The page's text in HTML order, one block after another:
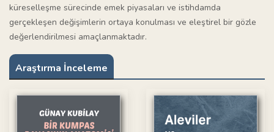
küreselleşme sürecinde emek piyasaları ve istihdamda
gerçekleşen değişimlerin ortaya konulması ve eleştirel bir gözle
değerlendirilmesi amaçlanmaktadır.
Araştırma İnceleme